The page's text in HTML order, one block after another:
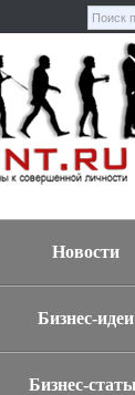
Новости
Бизнес-идеи
Бизнес-